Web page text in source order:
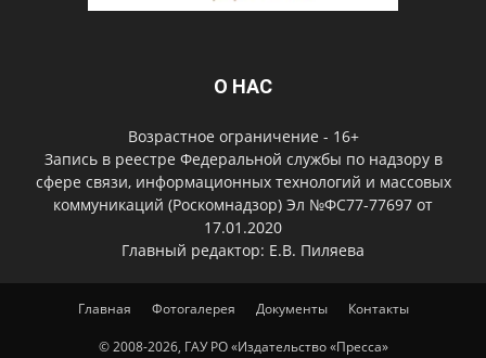
О НАС
Возрастное ограничение - 16+
Запись в реестре Федеральной службы по надзору в
сфере связи, информационных технологий и массовых
коммуникаций (Роскомнадзор) Эл №ФС77-77697 от
17.01.2020
Главный редактор: Е.В. Пиляева
Главная Фотогалерея Документы Контакты
© 2008-2026, ГАУ РО «Издательство «Пресса»